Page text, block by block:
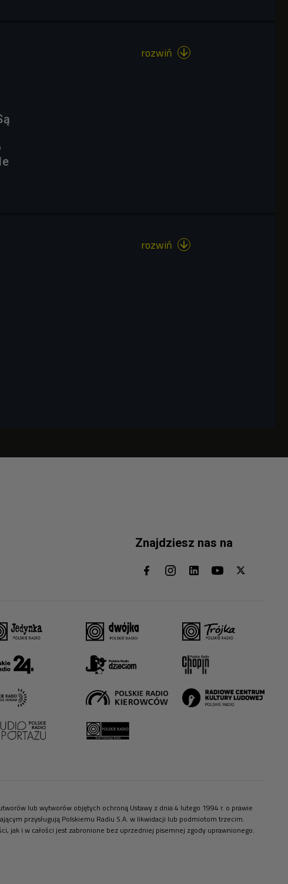
rozwiń 
rozwiń 
Znajdziesz nas na
lub wytworów objętych ochroną Ustawy z dnia 4 lutego 1994 r. o prawie
przysługują Polskiemu Radiu S.A. w likwidacji lub podmiotom trzecim.
jak i w całości jest zabronione bez uprzedniej pisemnej zgody uprawnionego.